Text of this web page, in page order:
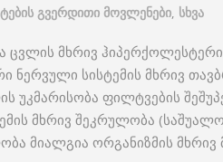
გვერდითი მოვლენები, სხვა
ცვლის მხრივ
სისტემის მხრივ
უკმარისობა ფილტვების
მხრივ შეკრულობა
მიალგია ორგანიზმის